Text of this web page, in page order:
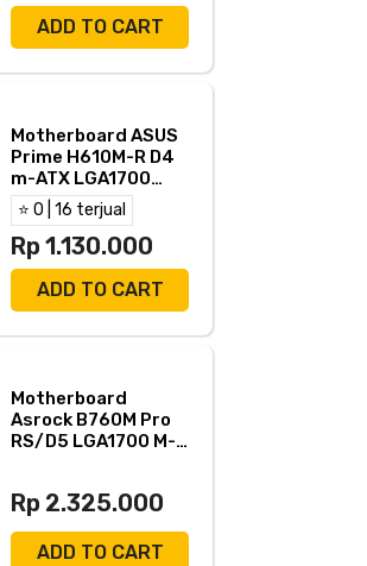
ADD TO CART
Motherboard ASUS
Prime H610M-R D4
m-ATX LGA1700
Hdmi D-Sub Dvi-d
⭐ 0 | 16 terjual
Rp 1.130.000
ADD TO CART
Motherboard
Asrock B760M Pro
RS/D5 LGA1700 M-
Rp 2.325.000
ADD TO CART